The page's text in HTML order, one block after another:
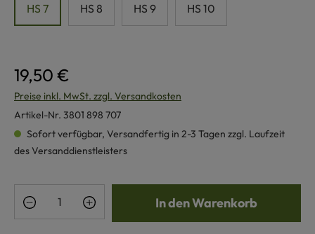
HS 7 HS 8 HS 9 HS 10
19,50 €
Preise inkl. MwSt. zzgl. Versandkosten
Artikel-Nr. 3801 898 707
Sofort verfügbar, Versandfertig in 2-3 Tagen zzgl. Laufzeit
des Versanddienstleisters
Produkt Anzahl: Gib den gewünschten
In den Warenkorb